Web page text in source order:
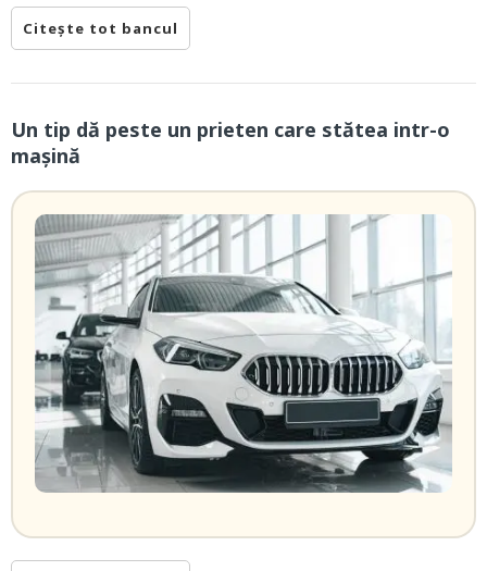
Citește tot bancul
Un tip dă peste un prieten care stătea intr-o
mașină